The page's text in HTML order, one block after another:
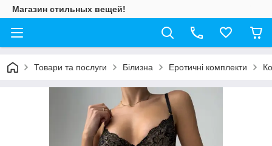
Магазин стильных вещей!
Товари та послуги Білизна Еротичні комплекти